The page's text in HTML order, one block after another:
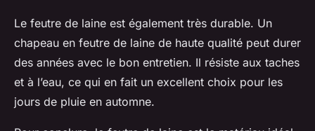
Le feutre de laine est également très durable. Un
chapeau en feutre de laine de haute qualité peut durer
des années avec le bon entretien. Il résiste aux taches
et à l’eau, ce qui en fait un excellent choix pour les
jours de pluie en automne.